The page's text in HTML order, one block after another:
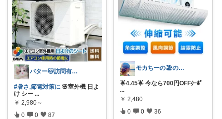
バター🐱訪問有難うございます💕
#暑さ,節電対策に 🌸室外機 日よ
け シー ...
￥ 2,980～
0 0 87
モカちーの🏖️のんびりライフ🐈✨
🌟4.45🌟 今なら700円OFFｸｰﾎﾟ
...
￥ 2,480
0 0 36